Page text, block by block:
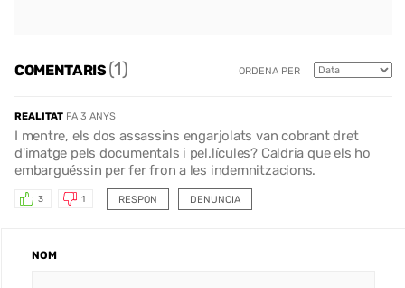
COMENTARIS(1) ORDENA PER
REALITAT FA 3 ANYS
I mentre, els dos assassins engarjolats van cobrant dret
d'imatge pels documentals i pel.lícules? Caldria que els ho
embarguéssin per fer fron a les indemnitzacions.
RESPON
3 1 DENUNCIA
NOM